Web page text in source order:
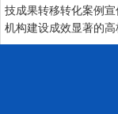
技成果转移转化案例
机构建设成效显著的高